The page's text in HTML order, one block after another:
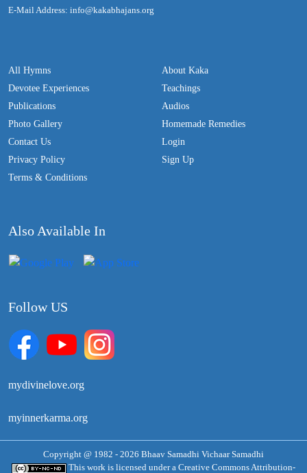
E-Mail Address: info@kakabhajans.org
All Hymns
Devotee Experiences
Publications
Photo Gallery
Contact Us
Privacy Policy
Terms & Conditions
About Kaka
Teachings
Audios
Homemade Remedies
Login
Sign Up
Also Available In
Follow US
mydivinelove.org
myinnerkarma.org
Copyright @ 1982 - 2026 Bhaav Samadhi Vichaar Samadhi
This work is licensed under a Creative Commons Attribution-